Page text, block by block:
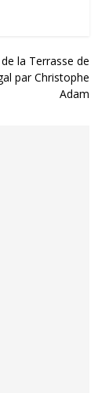
la Terrasse de
par Christophe
Adam